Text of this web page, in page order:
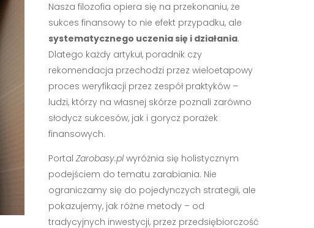
Nasza filozofia opiera się na przekonaniu, że
sukces finansowy to nie efekt przypadku, ale
systematycznego uczenia się i działania.
Dlatego każdy artykuł, poradnik czy
rekomendacja przechodzi przez wieloetapowy
proces weryfikacji przez zespół praktyków –
ludzi, którzy na własnej skórze poznali zarówno
słodycz sukcesów, jak i gorycz porażek
finansowych.
Portal Zarobasy.plwyróżnia się holistycznym
podejściem do tematu zarabiania. Nie
ograniczamy się do pojedynczych strategii, ale
pokazujemy, jak różne metody – od
tradycyjnych inwestycji, przez przedsiębiorczość